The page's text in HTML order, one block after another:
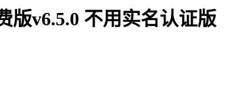
版v6.5.0 不用实名认证版